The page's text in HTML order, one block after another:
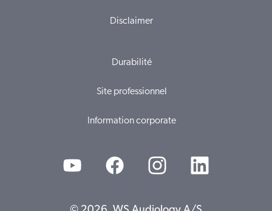
Disclaimer
Durabilité
Site professionnel
Information corporate